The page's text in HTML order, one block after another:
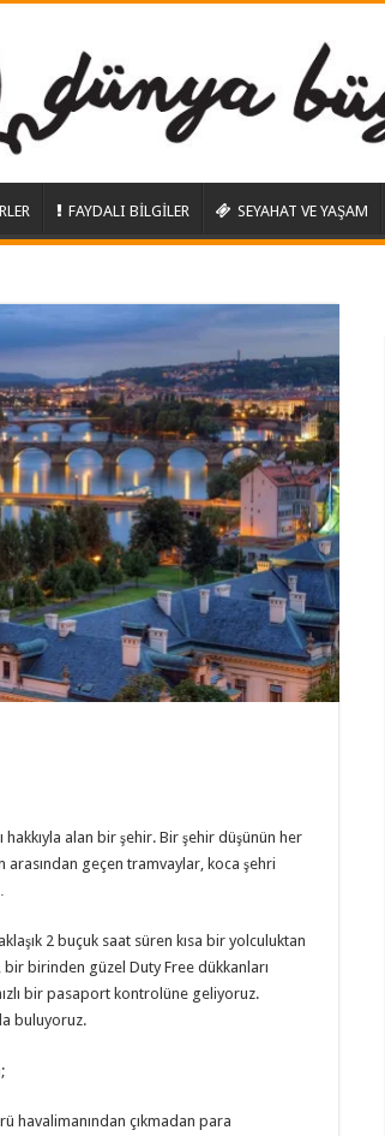
FAYDALI BİLGİLER SEYAHAT VE YAŞAM
hakkıyla alan bir şehir. Bir şehir düşünün her
arasından geçen tramvaylar, koca şehri
2 buçuk saat süren kısa bir yolculuktan
bir birinden güzel Duty Free dükkanları
bir pasaport kontrolüne geliyoruz.
buluyoruz.
havalimanından çıkmadan para